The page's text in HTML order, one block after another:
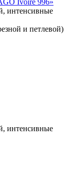
Ivoire 996»
интенсивные
и петлевой)
интенсивные